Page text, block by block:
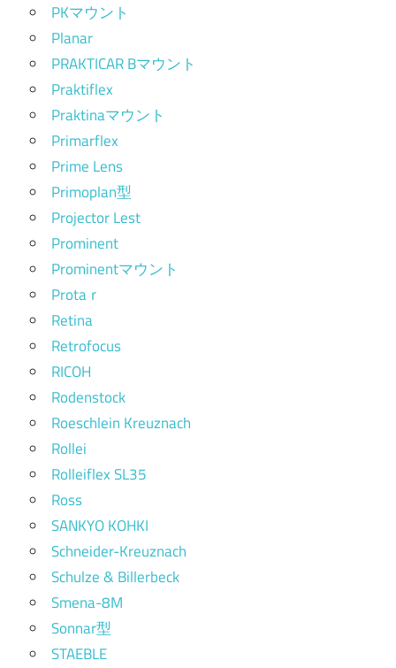
PKマウント
Planar
PRAKTICAR Bマウント
Praktiflex
Praktinaマウント
Primarflex
Prime Lens
Primoplan型
Projector Lest
Prominent
Prominentマウント
Protaｒ
Retina
Retrofocus
RICOH
Rodenstock
Roeschlein Kreuznach
Rollei
Rolleiflex SL35
Ross
SANKYO KOHKI
Schneider-Kreuznach
Schulze & Billerbeck
Smena-8M
Sonnar型
STAEBLE